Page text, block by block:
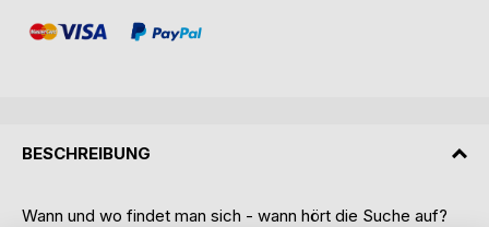
BESCHREIBUNG
Wann und wo findet man sich - wann hört die Suche auf?